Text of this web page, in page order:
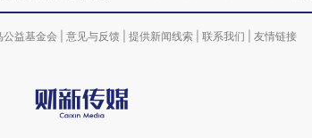
公益基金会 意见与反馈 提供新闻线索 联系我们 友情链接